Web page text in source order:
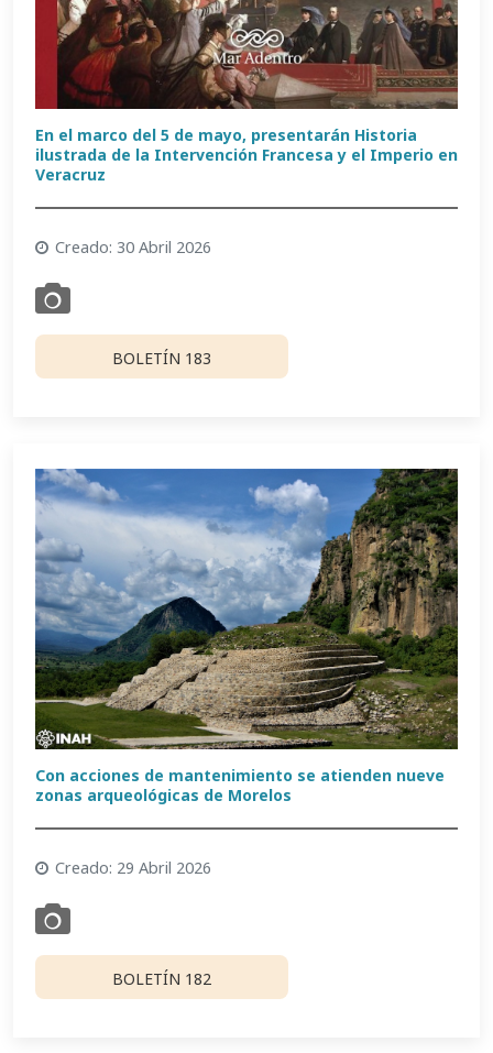
En el marco del 5 de mayo, presentarán Historia
ilustrada de la Intervención Francesa y el Imperio en
Veracruz
Creado: 30 Abril 2026
BOLETÍN 183
Con acciones de mantenimiento se atienden nueve
zonas arqueológicas de Morelos
Creado: 29 Abril 2026
BOLETÍN 182